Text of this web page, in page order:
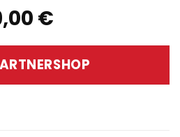
€
€Aktueller
ist:
119,00 €.